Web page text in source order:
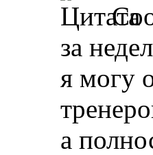
за
я могу
а